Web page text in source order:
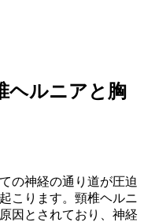
ヘルニアと胸
の神経の通り道が圧迫
こります。頸椎ヘルニ
因とされており、神経